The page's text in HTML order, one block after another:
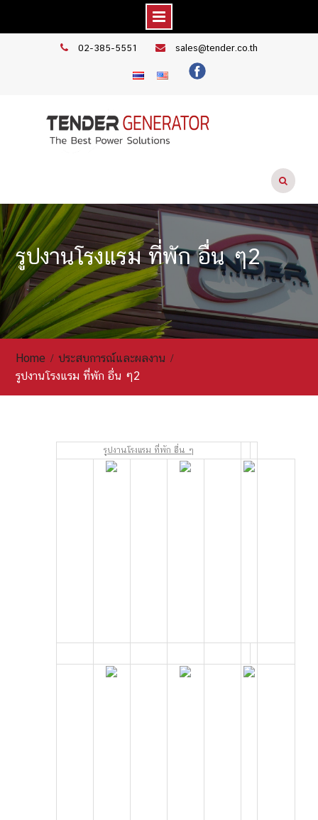
02-385-5551 sales@tender.co.th
รูปงานโรงแรม ที่พัก อื่น ๆ2
Home
ประสบการณ์และผลงาน
รูปงานโรงแรม ที่พัก อื่น ๆ2
รูปงานโรงแรม ที่พัก อื่น ๆ